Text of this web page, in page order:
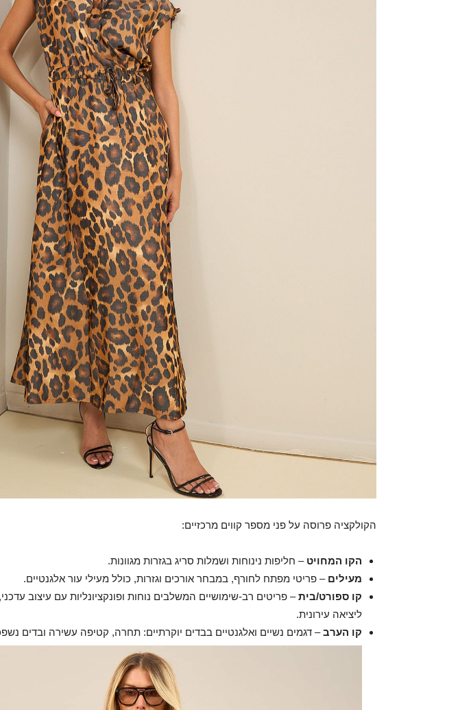
הקולקציה פרוסה על פני מספר קווים מרכזיים:
הקו המחויט – חליפות נינוחות ושמלות סריג בגזרות מגוונות.
מעילים – פריטי מפתח לחורף, במבחר אורכים וגזרות, כולל מעילי עור אלגנטיים.
קו ספורט/בית– פריטים רב-שימושיים המשלבים נוחות ופונקציונליות עם עיצוב
ליציאה עירונית.
קו הערב– דגמים נשיים ואלגנטיים בבדים יוקרתיים: תחרה, קטיפה עשירה ובדים